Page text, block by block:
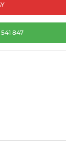
847